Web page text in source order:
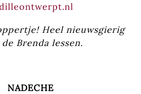
Heel nieuwsgierig
Brenda lessen.
NADECHE